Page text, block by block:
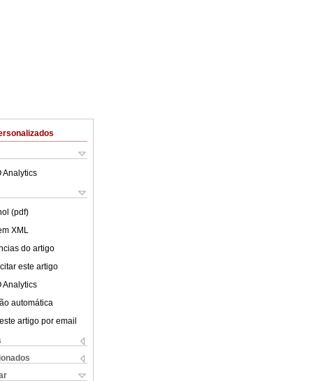
Analytics
(pdf)
XML
do artigo
este artigo
Analytics
automática
artigo por email